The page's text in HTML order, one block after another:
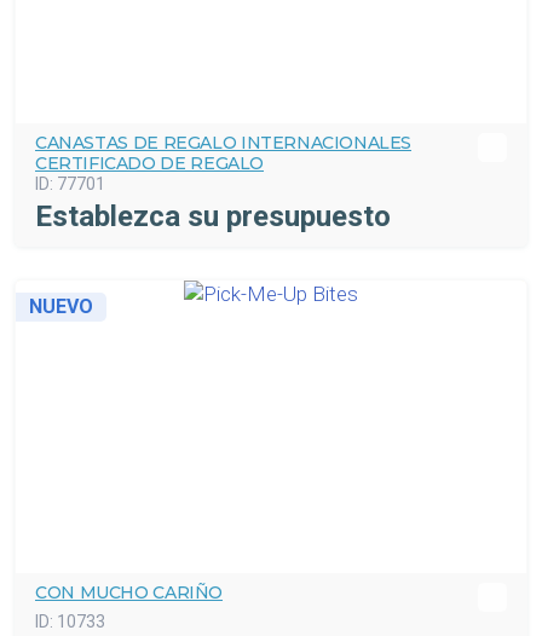
CANASTAS DE REGALO INTERNACIONALES
CERTIFICADO DE REGALO
ID: 77701
Establezca su presupuesto
NUEVO
CON MUCHO CARIÑO
ID: 10733